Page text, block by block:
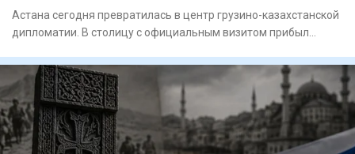
Астана сегодня превратилась в центр грузино-казахстанской
дипломатии. В столицу с официальным визитом прибыл